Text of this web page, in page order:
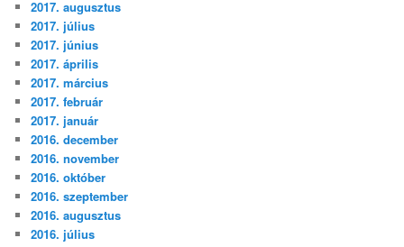
2017. augusztus
2017. július
2017. június
2017. április
2017. március
2017. február
2017. január
2016. december
2016. november
2016. október
2016. szeptember
2016. augusztus
2016. július